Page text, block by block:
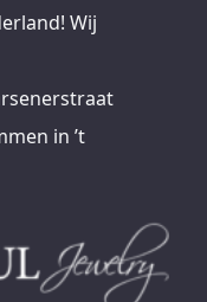
Wij
in ’t